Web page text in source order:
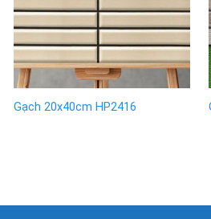
Gạch 20x40cm HP2416